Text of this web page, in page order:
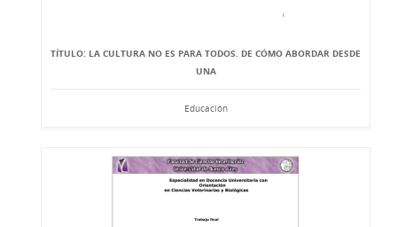
TÍTULO: LA CULTURA NO ES PARA TODOS. DE CÓMO ABORDAR DESDE
UNA
Educación